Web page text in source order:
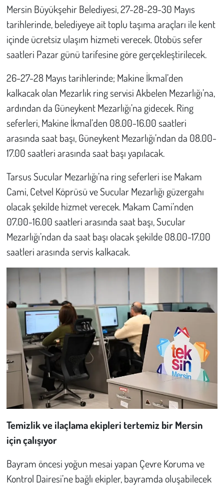
Mersin Büyükşehir Belediyesi, 27-28-29-30 Mayıs
tarihlerinde, belediyeye ait toplu taşıma araçları ile kent
içinde ücretsiz ulaşım hizmeti verecek. Otobüs sefer
saatleri Pazar günü tarifesine göre gerçekleştirilecek.
26-27-28 Mayıs tarihlerinde; Makine İkmal’den
kalkacak olan Mezarlık ring servisi Akbelen Mezarlığı’na,
ardından da Güneykent Mezarlığı’na gidecek. Ring
seferleri, Makine İkmal’den 08.00-16.00 saatleri
arasında saat başı, Güneykent Mezarlığı’ndan da 08.00-
17.00 saatleri arasında saat başı yapılacak.
Tarsus Sucular Mezarlığı’na ring seferleri ise Makam
Cami, Cetvel Köprüsü ve Sucular Mezarlığı güzergahı
olacak şekilde hizmet verecek. Makam Cami’nden
07.00-16.00 saatleri arasında saat başı, Sucular
Mezarlığı’ndan da saat başı olacak şekilde 08.00-17.00
saatleri arasında servis kalkacak.
Temizlik ve ilaçlama ekipleri tertemiz bir Mersin
için çalışıyor
Bayram öncesi yoğun mesai yapan Çevre Koruma ve
Kontrol Dairesi’ne bağlı ekipler, bayramda oluşabilecek